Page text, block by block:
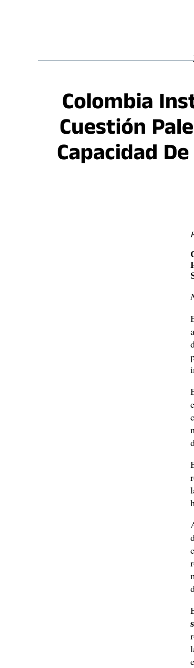
Colombia
Cuestión
Capacidad